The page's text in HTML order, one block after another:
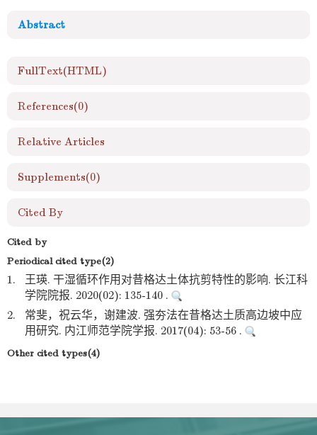
Abstract
FullText(HTML)
References(0)
Relative Articles
Supplements(0)
Cited By
Cited by
Periodical cited type(2)
1.
王瑛. 干湿循环作用对昔格达土体抗剪特性的影响. 长江科
学院院报. 2020(02): 135-140 .
2.
常斐，祝云华，谢建波. 强夯法在昔格达土质高边坡中应
用研究. 内江师范学院学报. 2017(04): 53-56 .
Other cited types(4)